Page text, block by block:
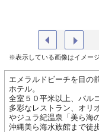
※表示している画像はイメージ
エメラルドビーチを目の
ホテル。
全室５０平米以上、バル
多彩なレストラン、オリ
やジュラ紀温泉「美ら海
沖縄美ら海水族館まで徒